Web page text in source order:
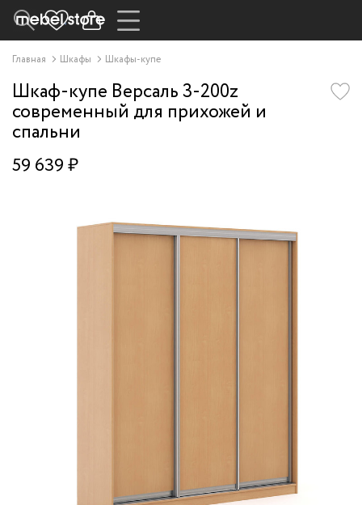
Главная Шкафы Шкафы-купе
Шкаф-купе Версаль 3-200z
современный для прихожей и
спальни
59 639 ₽